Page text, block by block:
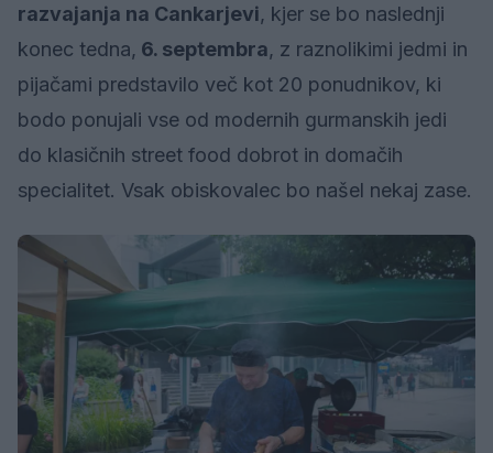
razvajanja na Cankarjevi, kjer se bo naslednji
konec tedna, 6. septembra, z raznolikimi jedmi in
pijačami predstavilo več kot 20 ponudnikov, ki
bodo ponujali vse od modernih gurmanskih jedi
do klasičnih street food dobrot in domačih
specialitet. Vsak obiskovalec bo našel nekaj zase.